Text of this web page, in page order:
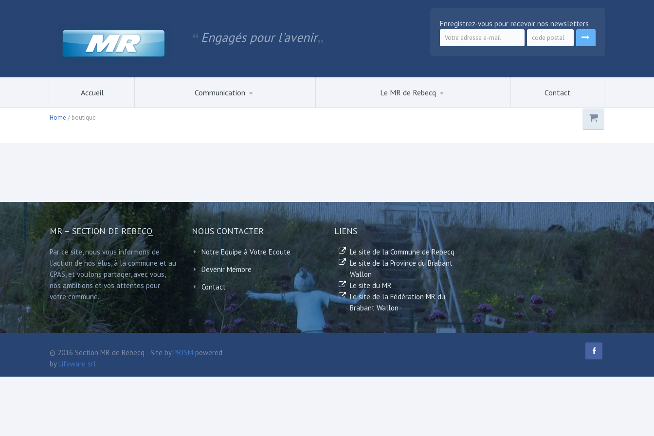
Engagés pour l'avenir
Enregistrez-vous pour recevoir nos newsletters
Accueil Communication Le MR de Rebecq Contact
Home / boutique
MR – SECTION DE REBECQ
Par ce site, nous vous informons de
l’action de nos élus, à la commune et au
CPAS, et voulons partager, avec vous,
nos ambitions et vos attentes pour
votre commune.
NOUS CONTACTER
Notre Equipe à Votre Ecoute
Devenir Membre
Contact
LIENS
Le site de la Commune de Rebecq
Le site de la Province du Brabant
Wallon
Le site du MR
Le site de la Fédération MR du
Brabant Wallon
© 2016 Section MR de Rebecq - Site by PRISM powered
by Lifeware srl